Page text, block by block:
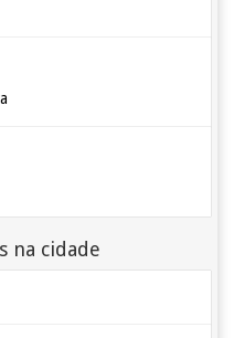
na cidade